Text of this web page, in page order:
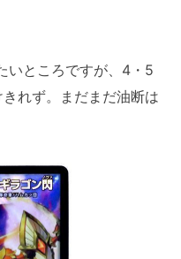
ところですが、4・5
れず。まだまだ油断は